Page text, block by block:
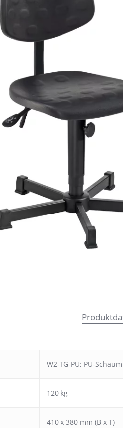
W2-TG-PU; PU-Schaum
120 kg
410 x 380 mm (B x T)